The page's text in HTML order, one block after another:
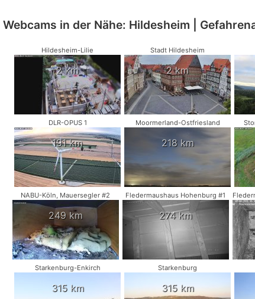
Webcams in der Nähe: Hildesheim |
Hildesheim-Lilie
2 km
Stadt Hildesheim
2 km
DLR-OPUS 1
191 km
Moormerland-Ostfriesland
218 km
NABU-Köln, Mauersegler #2
249 km
Fledermaushaus Hohenburg #1
274 km
Starkenburg-Enkirch
315 km
Starkenburg
315 km